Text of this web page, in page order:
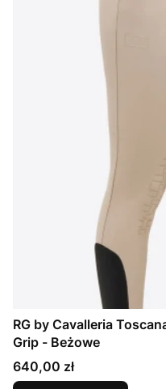
RG by Cavalleria
Grip - Beżowe
Cena
640,00 zł